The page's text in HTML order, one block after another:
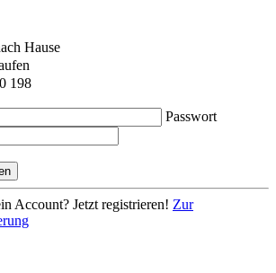
Hause
198
Passwort
Account? Jetzt registrieren! Zur